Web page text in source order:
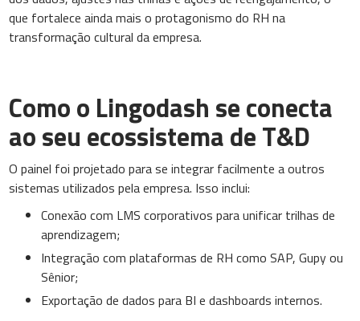
que fortalece ainda mais o protagonismo do RH na
transformação cultural da empresa.
Como o Lingodash se conecta
ao seu ecossistema de T&D
O painel foi projetado para se integrar facilmente a outros
sistemas utilizados pela empresa. Isso inclui:
Conexão com LMS corporativos para unificar trilhas de
aprendizagem;
Integração com plataformas de RH como SAP, Gupy ou
Sênior;
Exportação de dados para BI e dashboards internos.